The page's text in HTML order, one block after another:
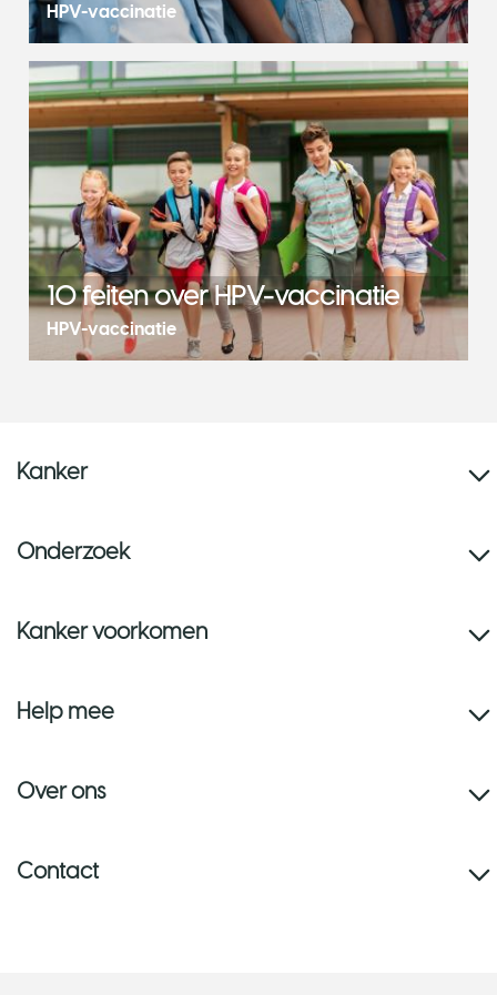
HPV-vaccinatie
10 feiten over HPV-vaccinatie
HPV-vaccinatie
Kanker
Onderzoek
Kanker voorkomen
Help mee
Over ons
Contact